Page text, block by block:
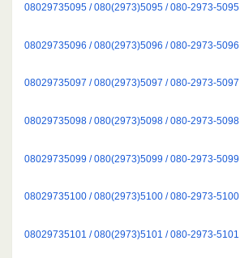
08029735095 / 080(2973)5095 / 080-2973-5095
08029735096 / 080(2973)5096 / 080-2973-5096
08029735097 / 080(2973)5097 / 080-2973-5097
08029735098 / 080(2973)5098 / 080-2973-5098
08029735099 / 080(2973)5099 / 080-2973-5099
08029735100 / 080(2973)5100 / 080-2973-5100
08029735101 / 080(2973)5101 / 080-2973-5101